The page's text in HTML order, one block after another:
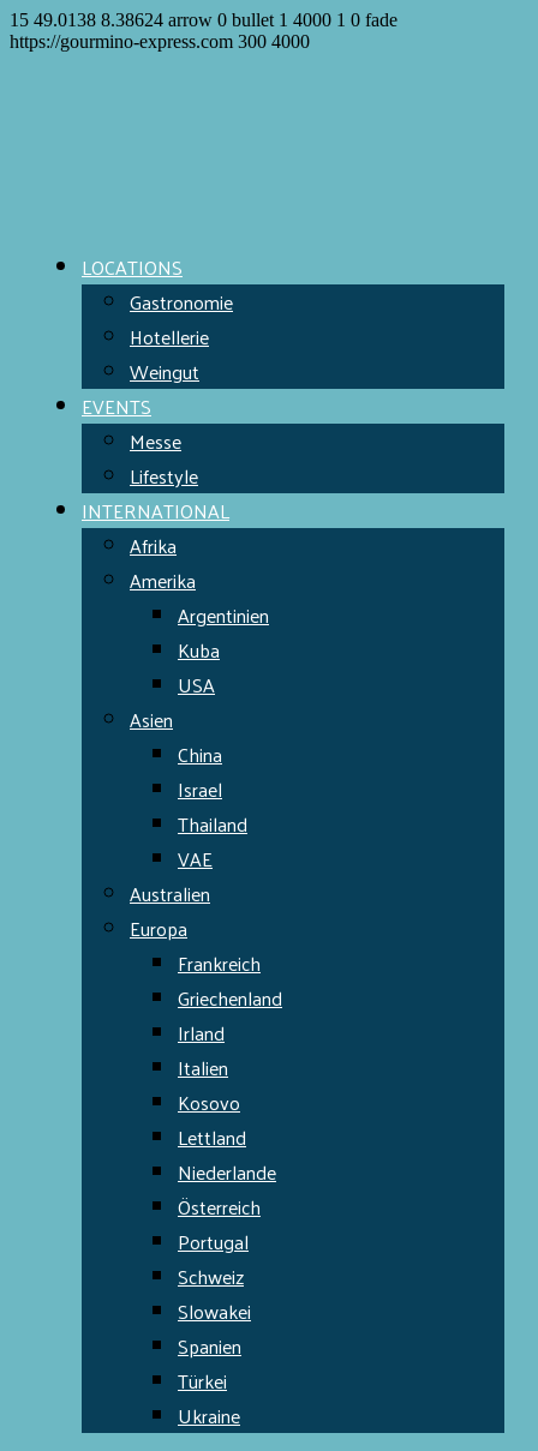
15 49.0138 8.38624 arrow 0 bullet 1 4000 1 0 fade
https://gourmino-express.com 300 4000
LOCATIONS
Gastronomie
Hotellerie
Weingut
EVENTS
Messe
Lifestyle
INTERNATIONAL
Afrika
Amerika
Argentinien
Kuba
USA
Asien
China
Israel
Thailand
VAE
Australien
Europa
Frankreich
Griechenland
Irland
Italien
Kosovo
Lettland
Niederlande
Österreich
Portugal
Schweiz
Slowakei
Spanien
Türkei
Ukraine